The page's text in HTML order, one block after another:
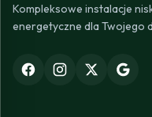
Kompleksowe instalacje
energetyczne dla Twojego